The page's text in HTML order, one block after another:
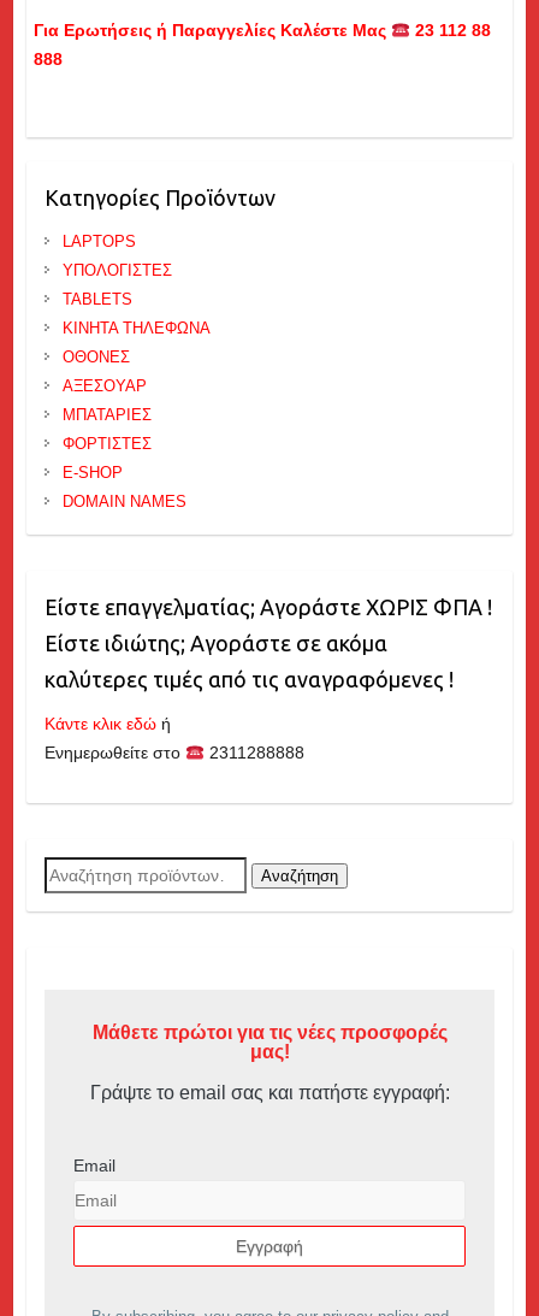
Για Ερωτήσεις ή Παραγγελίες Καλέστε Μας
23 112 88
888
Κατηγορίες Προϊόντων
LAPTOPS
ΥΠΟΛΟΓΙΣΤΕΣ
TABLETS
ΚΙΝΗΤΑ ΤΗΛΕΦΩΝΑ
ΟΘΟΝΕΣ
ΑΞΕΣΟΥΑΡ
ΜΠΑΤΑΡΙΕΣ
ΦΟΡΤΙΣΤΕΣ
E-SHOP
DOMAIN NAMES
Είστε επαγγελματίας; Αγοράστε ΧΩΡΙΣ ΦΠΑ !
Είστε ιδιώτης; Αγοράστε σε ακόμα
καλύτερες τιμές από τις αναγραφόμενες !
Κάντε κλικ εδώή
Ενημερωθείτε στο
2311288888
Αναζήτηση
για:
Αναζήτηση
Μάθετε πρώτοι για τις νέες προσφορές
μας!
Γράψτε το email σας και πατήστε εγγραφή:
Email